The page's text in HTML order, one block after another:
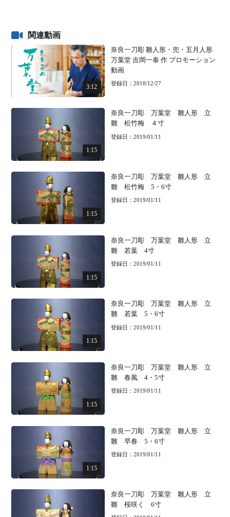
関連動画
3:12
奈良一刀彫 雛人形・兜・五月人形
万葉堂 吉岡一泰 作 プロモーション
動画
登録日：2018/12/27
1:15
奈良一刀彫 万葉堂 雛人形 立
雛 松竹梅 ４寸
登録日：2019/01/11
1:15
奈良一刀彫 万葉堂 雛人形 立
雛 松竹梅 5・6寸
登録日：2019/01/11
1:15
奈良一刀彫 万葉堂 雛人形 立
雛 若葉 4寸
登録日：2019/01/11
1:15
奈良一刀彫 万葉堂 雛人形 立
雛 若葉 5・6寸
登録日：2019/01/11
1:15
奈良一刀彫 万葉堂 雛人形 立
雛 春風 4・5寸
登録日：2019/01/11
1:15
奈良一刀彫 万葉堂 雛人形 立
雛 早春 5・6寸
登録日：2019/01/11
奈良一刀彫 万葉堂 雛人形 立
雛 桜咲く 6寸